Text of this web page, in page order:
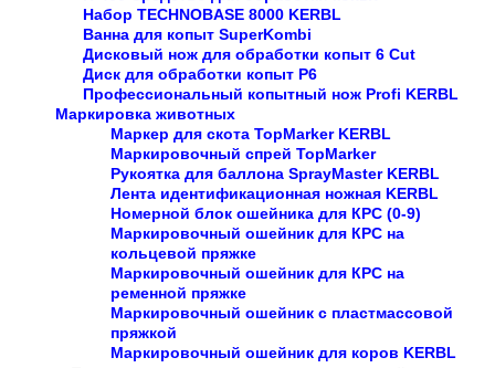
Набор TECHNOBASE 8000 KERBL
Ванна для копыт SuperKombi
Дисковый нож для обработки копыт 6 Cut
Диск для обработки копыт P6
Профессиональный копытный нож Profi KERBL
Маркировка животных
Маркер для скота TopMarker KERBL
Маркировочный спрей TopMarker
Рукоятка для баллона SprayMaster KERBL
Лента идентификационная ножная KERBL
Номерной блок ошейника для КРС (0-9)
Маркировочный ошейник для КРС на
кольцевой пряжке
Маркировочный ошейник для КРС на
ременной пряжке
Маркировочный ошейник с пластмассовой
пряжкой
Маркировочный ошейник для коров KERBL